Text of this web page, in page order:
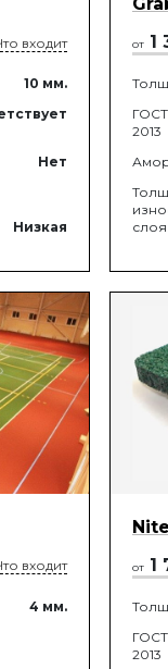
входит
10 мм.
Нет
Низкая
от 1
ГОСТ
2013
слоя
входит
4 мм.
от 1
ГОСТ
2013